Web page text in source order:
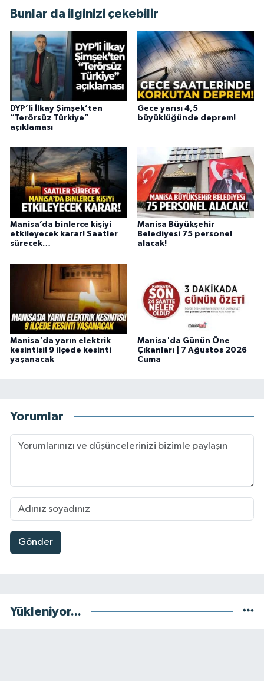
Bunlar da ilginizi çekebilir
DYP’li İlkay Şimşek’ten
“Terörsüz Türkiye”
açıklaması
Gece yarısı 4,5
büyüklüğünde deprem!
Manisa’da binlerce kişiyi
etkileyecek karar! Saatler
sürecek…
Manisa Büyükşehir
Belediyesi 75 personel
alacak!
Manisa'da yarın elektrik
kesintisi! 9 ilçede kesinti
yaşanacak
Manisa'da Günün Öne
Çıkanları | 7 Ağustos 2026
Cuma
Yorumlar
Gönder
Yükleniyor...